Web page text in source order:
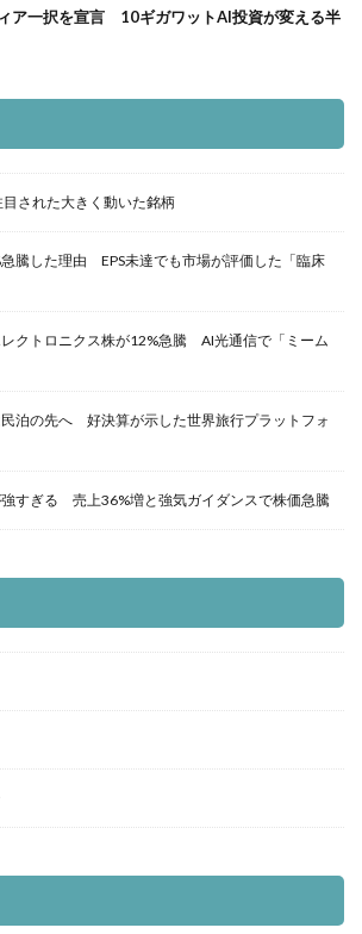
ア一択を宣言 10ギガワットAI投資が変える半
された大きく動いた銘柄
急騰した理由 EPS未達でも市場が評価した「臨床
クトロニクス株が12%急騰 AI光通信で「ミーム
泊の先へ 好決算が示した世界旅行プラットフォ
すぎる 売上36%増と強気ガイダンスで株価急騰